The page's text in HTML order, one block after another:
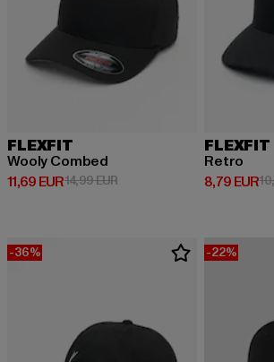
FLEXFIT
Wooly Combed
11,69 EUR
Derzeitiger Preis: 11,69 EUR
14,99 EURAktionspreis: 14,99 EUR
FLEXFIT
Retro
8,79 EUR
Derzeitiger
-36% -22%